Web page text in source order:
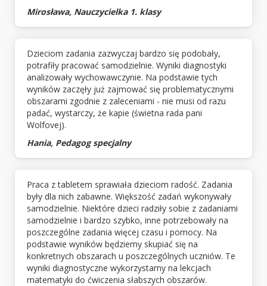
Mirosława, Nauczycielka 1. klasy
Dzieciom zadania zazwyczaj bardzo się podobały,
potrafiły pracować samodzielnie. Wyniki diagnostyki
analizowały wychowawczynie. Na podstawie tych
wyników zaczęły już zajmować się problematycznymi
obszarami zgodnie z zaleceniami - nie musi od razu
padać, wystarczy, że kapie (świetna rada pani
Wolfovej).
Hania, Pedagog specjalny
Praca z tabletem sprawiała dzieciom radość. Zadania
były dla nich zabawne. Większość zadań wykonywały
samodzielnie. Niektóre dzieci radziły sobie z zadaniami
samodzielnie i bardzo szybko, inne potrzebowały na
poszczególne zadania więcej czasu i pomocy. Na
podstawie wyników będziemy skupiać się na
konkretnych obszarach u poszczególnych uczniów. Te
wyniki diagnostyczne wykorzystamy na lekcjach
matematyki do ćwiczenia słabszych obszarów.